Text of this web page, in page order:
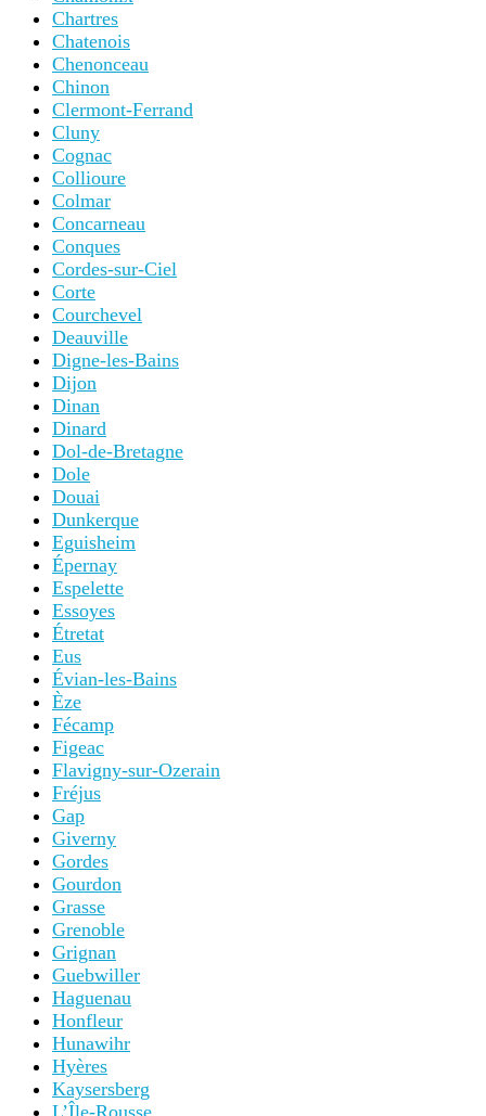
Chartres
Chatenois
Chenonceau
Chinon
Clermont-Ferrand
Cluny
Cognac
Collioure
Colmar
Concarneau
Conques
Cordes-sur-Ciel
Corte
Courchevel
Deauville
Digne-les-Bains
Dijon
Dinan
Dinard
Dol-de-Bretagne
Dole
Douai
Dunkerque
Eguisheim
Épernay
Espelette
Essoyes
Étretat
Eus
Évian-les-Bains
Èze
Fécamp
Figeac
Flavigny-sur-Ozerain
Fréjus
Gap
Giverny
Gordes
Gourdon
Grasse
Grenoble
Grignan
Guebwiller
Haguenau
Honfleur
Hunawihr
Hyères
Kaysersberg